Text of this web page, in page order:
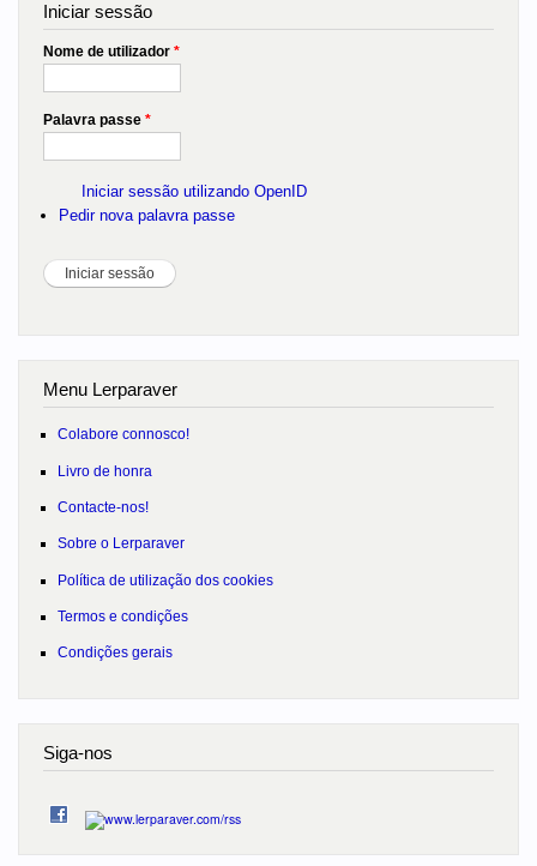
Iniciar sessão
Nome de utilizador *
Palavra passe *
Iniciar sessão utilizando OpenID
Pedir nova palavra passe
Menu Lerparaver
Colabore connosco!
Livro de honra
Contacte-nos!
Sobre o Lerparaver
Política de utilização dos cookies
Termos e condições
Condições gerais
Siga-nos